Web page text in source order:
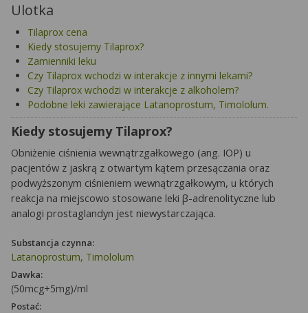
Ulotka
Tilaprox cena
Kiedy stosujemy Tilaprox?
Zamienniki leku
Czy Tilaprox wchodzi w interakcje z innymi lekami?
Czy Tilaprox wchodzi w interakcje z alkoholem?
Podobne leki zawierające Latanoprostum, Timololum.
Kiedy stosujemy Tilaprox?
Obniżenie ciśnienia wewnątrzgałkowego (ang. IOP) u
pacjentów z jaskrą z otwartym kątem przesączania oraz
podwyższonym ciśnieniem wewnątrzgałkowym, u których
reakcja na miejscowo stosowane leki β-adrenolityczne lub
analogi prostaglandyn jest niewystarczająca.
Substancja czynna:
Latanoprostum, Timololum
Dawka:
(50mcg+5mg)/ml
Postać: